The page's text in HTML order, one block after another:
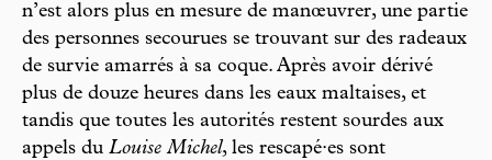
n’est alors plus en mesure de manœuvrer, une partie
des personnes secourues se trouvant sur des radeaux
de survie amarrés à sa coque. Après avoir dérivé
plus de douze heures dans les eaux maltaises, et
tandis que toutes les autorités restent sourdes aux
appels du Louise Michel, les rescapé·es sont